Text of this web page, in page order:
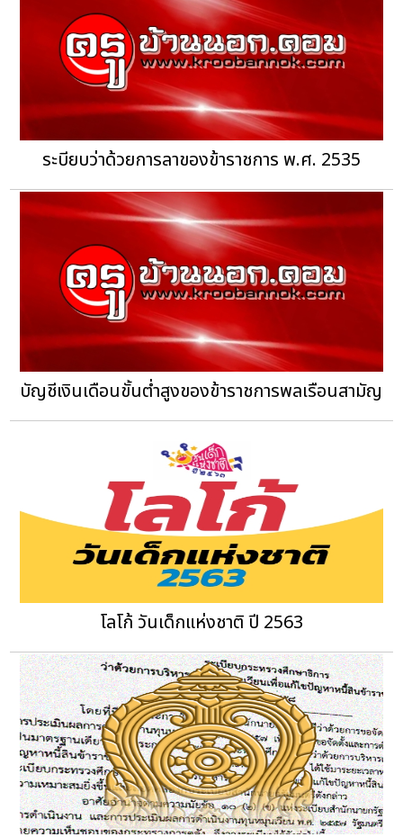
ระบียบว่าด้วยการลาของข้าราชการ พ.ศ. 2535
บัญชีเงินเดือนขั้นต่ำสูงของข้าราชการพลเรือนสามัญ
โลโก้ วันเด็กแห่งชาติ ปี 2563